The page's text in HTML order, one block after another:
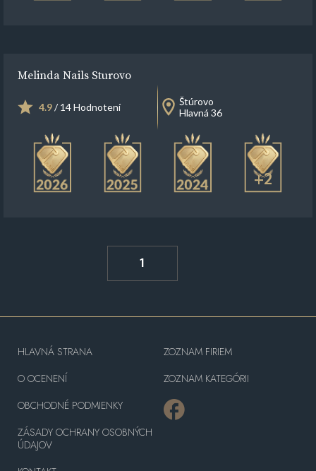
Melinda Nails Sturovo
4.9/ 14 Hodnotení
Štúrovo
Hlavná 36
+2
1
HLAVNÁ STRANA
O OCENENÍ
OBCHODNÉ PODMIENKY
ZÁSADY OCHRANY OSOBNÝCH
ÚDAJOV
ZOZNAM FIRIEM
ZOZNAM KATEGÓRII